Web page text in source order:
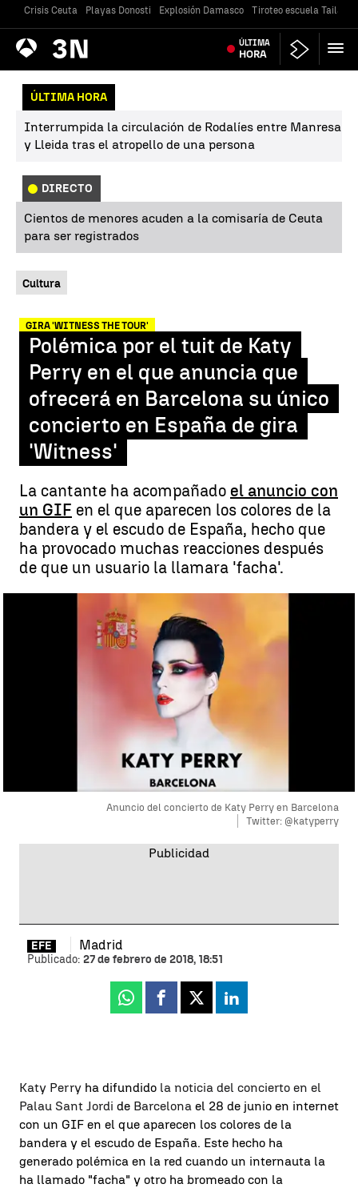
Crisis Ceuta Playas Donosti Explosión Damasco Tiroteo escuela
Antena
3 Noticias ÚLTIMA
HORA
ÚLTIMA HORA
Interrumpida la circulación de Rodalíes entre Manresa
y Lleida tras el atropello de una persona
DIRECTO
Cientos de menores acuden a la comisaría de Ceuta
para ser registrados
Cultura
GIRA 'WITNESS THE TOUR'
Polémica por el tuit de Katy
Perry en el que anuncia que
ofrecerá en Barcelona su único
concierto en España de gira
'Witness'
La cantante ha acompañado el anuncio con
un GIF en el que aparecen los colores de la
bandera y el escudo de España, hecho que
ha provocado muchas reacciones después
de que un usuario la llamara 'facha'.
Anuncio del concierto de Katy Perry en Barcelona
Twitter: @katyperry
EFE Madrid
Publicado: 27 de febrero de 2018, 18:51
Whatsapp
Facebook
X Linkedin
Katy Perry ha difundido la noticia del concierto en el
Palau Sant Jordi de Barcelona el 28 de junio en internet
con un GIF en el que aparecen los colores de la
bandera y el escudo de España. Este hecho ha
generado polémica en la red cuando un internauta la
ha llamado "facha" y otro ha bromeado con la